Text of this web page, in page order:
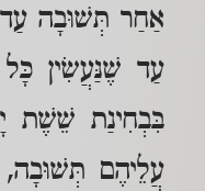
אַחַר תְּשׁוּבָה
עַד שֶׁנַּעֲשִׂין
בִּבְחִינַת שֵׁשֶׁת
עֲלֵיהֶם